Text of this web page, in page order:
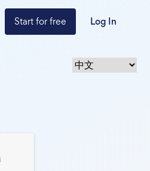
Start for free Log In